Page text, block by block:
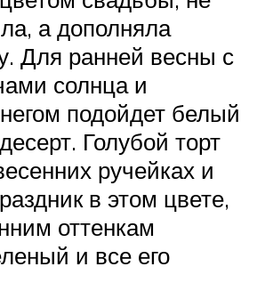
а дополняла
Для ранней весны с
солнца и
подойдет белый
Голубой торт
ручейках и
в этом цвете,
оттенкам
и все его